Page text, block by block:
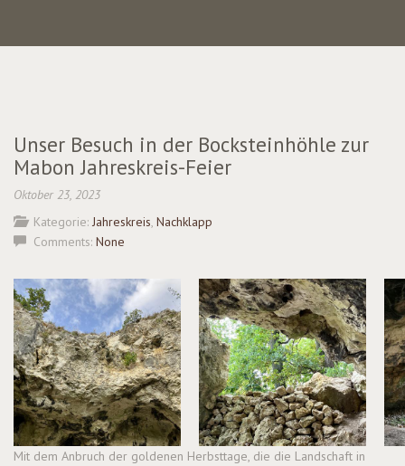
Unser Besuch in der Bocksteinhöhle zur
Mabon Jahreskreis-Feier
Oktober 23, 2023
Kategorie: Jahreskreis, Nachklapp
Comments: None
Mit dem Anbruch der goldenen Herbsttage, die die Landschaft in